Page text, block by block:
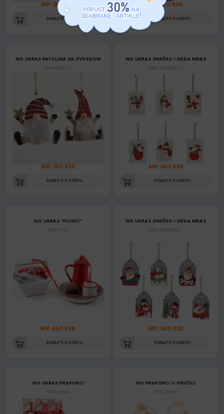
MP: 250 RSD
DODAJTE U KORPU
MP: 170 RSD
DODAJTE U KORPU
NG UKRAS PATULJAK SA ZVEZDOM
Šifra: 64923_2
MP: 250 RSD
DODAJTE U KORPU
NG UKRAS SNEŠKO I DEDA MRAZ
Šifra: 10030383_2
MP: 340 RSD
DODAJTE U KORPU
NG UKRAS "PICNIC"
Šifra: 77131
MP: 650 RSD
DODAJTE U KORPU
NG UKRAS SNEŠKO I DEDA MRAZ
Šifra: 10030383_1
MP: 340 RSD
DODAJTE U KORPU
NG UKRAS PRAPORCI
Šifra: 50844
NG PRAPORCI U VREĆICI
Šifra: 75938